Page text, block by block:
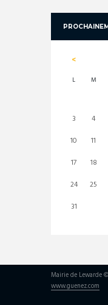
L M
3
4
10
11
17
18
24
25
31
Mairie de Lewarde
www.guenez.com